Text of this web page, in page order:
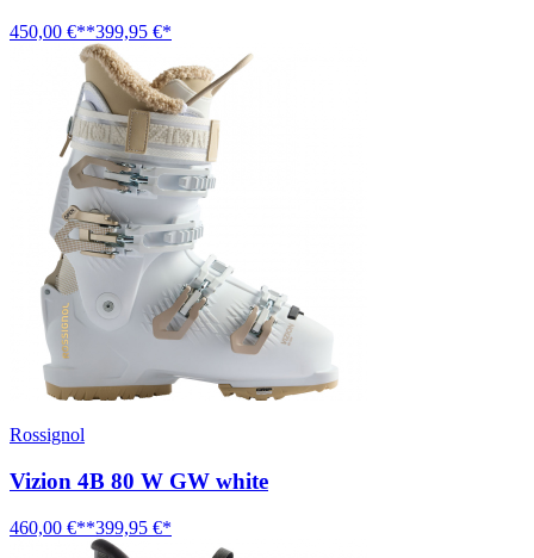
450,00 €**399,95 €*
Rossignol
Vizion 4B 80 W GW white
460,00 €**399,95 €*